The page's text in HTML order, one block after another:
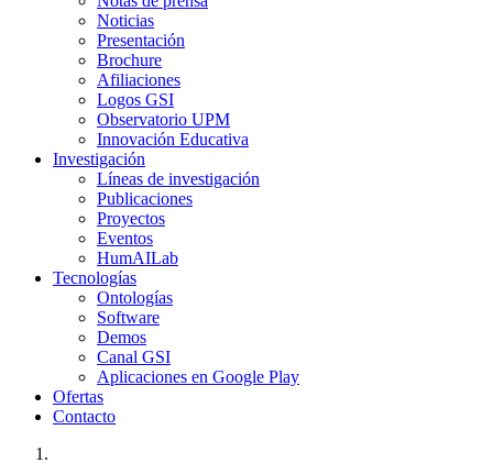
Noticias
Presentación
Brochure
Afiliaciones
Logos GSI
Observatorio UPM
Innovación Educativa
Investigación
Líneas de investigación
Publicaciones
Proyectos
Eventos
HumAILab
Tecnologías
Ontologías
Software
Demos
Canal GSI
Aplicaciones en Google Play
Ofertas
Contacto